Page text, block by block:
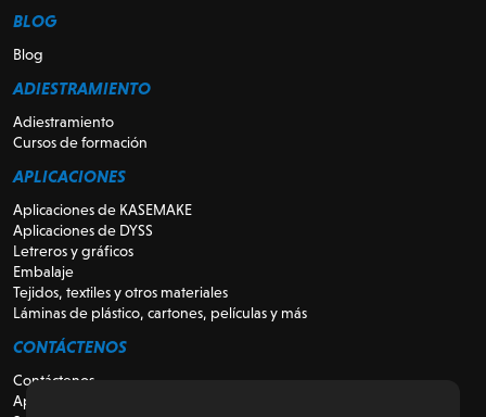
BLOG
Blog
ADIESTRAMIENTO
Adiestramiento
Cursos de formación
APLICACIONES
Aplicaciones de KASEMAKE
Aplicaciones de DYSS
Letreros y gráficos
Embalaje
Tejidos, textiles y otros materiales
Láminas de plástico, cartones, películas y más
CONTÁCTENOS
Contáctenos
Apoyo